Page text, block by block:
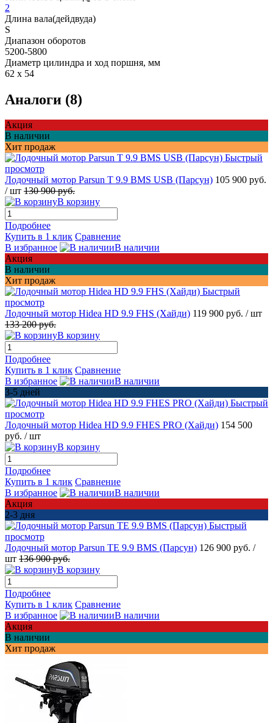
2
Длина вала(дейдвуда)
S
Диапазон оборотов
5200-5800
Диаметр цилиндра и ход поршня, мм
62 х 54
Аналоги (8)
Акция
В наличии
Хит продаж
Быстрый
просмотр
Лодочный мотор Parsun T 9.9 BMS USB (Парсун) 105 900 руб.
/ шт 130 900 руб.
В корзину
Подробнее
Купить в 1 клик Сравнение
В избранное
В наличии
Акция
В наличии
Хит продаж
Быстрый
просмотр
Лодочный мотор Hidea HD 9.9 FHS (Хайди) 119 900 руб. / шт
133 200 руб.
В корзину
Подробнее
Купить в 1 клик Сравнение
В избранное
В наличии
3-5 дней
Быстрый
просмотр
Лодочный мотор Hidea HD 9.9 FHES PRO (Хайди) 154 500
руб. / шт
В корзину
Подробнее
Купить в 1 клик Сравнение
В избранное
В наличии
Акция
2-3 дня
Быстрый
просмотр
Лодочный мотор Parsun TE 9.9 BMS (Парсун) 126 900 руб. /
шт 136 900 руб.
В корзину
Подробнее
Купить в 1 клик Сравнение
В избранное
В наличии
Акция
В наличии
Хит продаж